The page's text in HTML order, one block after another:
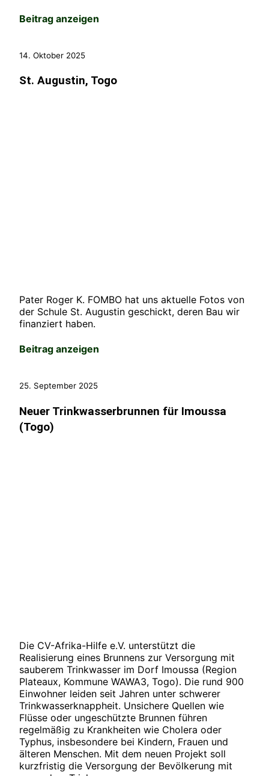
Beitrag anzeigen
14. Oktober 2025
St. Augustin, Togo
Pater Roger K. FOMBO hat uns aktuelle Fotos von
der Schule St. Augustin geschickt, deren Bau wir
finanziert haben.
Beitrag anzeigen
25. September 2025
Neuer Trinkwasserbrunnen für Imoussa
(Togo)
Die CV-Afrika-Hilfe e.V. unterstützt die
Realisierung eines Brunnens zur Versorgung mit
sauberem Trinkwasser im Dorf Imoussa (Region
Plateaux, Kommune WAWA3, Togo). Die rund 900
Einwohner leiden seit Jahren unter schwerer
Trinkwasserknappheit. Unsichere Quellen wie
Flüsse oder ungeschützte Brunnen führen
regelmäßig zu Krankheiten wie Cholera oder
Typhus, insbesondere bei Kindern, Frauen und
älteren Menschen. Mit dem neuen Projekt soll
kurzfristig die Versorgung der Bevölkerung mit